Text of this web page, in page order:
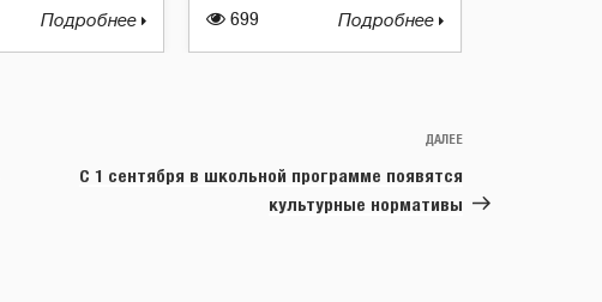
Подробнее 699 Подробнее
Следующая
ДАЛЕЕ
С 1 сентября в школьной программе появятся
культурные нормативы